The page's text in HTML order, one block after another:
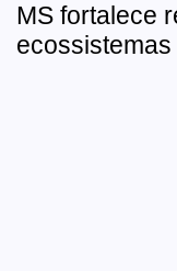
MS fortalece